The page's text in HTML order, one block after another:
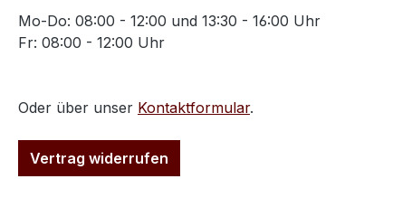
Mo-Do: 08:00 - 12:00 und 13:30 - 16:00 Uhr
Fr: 08:00 - 12:00 Uhr
Oder über unser Kontaktformular.
Vertrag widerrufen